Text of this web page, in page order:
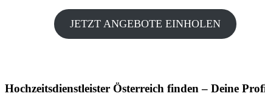
JETZT ANGEBOTE EINHOLEN
Hochzeitsdienstleister Österreich finden – Deine